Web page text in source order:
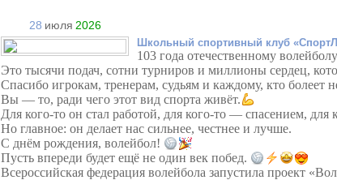
28 июля 2026
Школьный спортивный клуб
103 года отечественному
Это тысячи подач, сотни турниров и миллионы сердец,
Спасибо игрокам, тренерам, судьям и каждому, кто болеет
Вы — то, ради чего этот вид спорта живёт.
Для кого-то он стал работой, для кого-то — спасением, для
Но главное: он делает нас сильнее, честнее и лучше.
С днём рождения, волейбол!
Пусть впереди будет ещё не один век побед.
Всероссийская федерация волейбола запустила проект